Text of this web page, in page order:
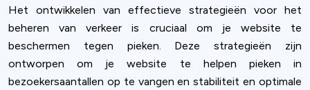
Het ontwikkelen van effectieve strategieën voor het
beheren van verkeer is cruciaal om je website te
beschermen tegen pieken. Deze strategieën zijn
ontworpen om je website te helpen pieken in
bezoekersaantallen op te vangen en stabiliteit en optimale